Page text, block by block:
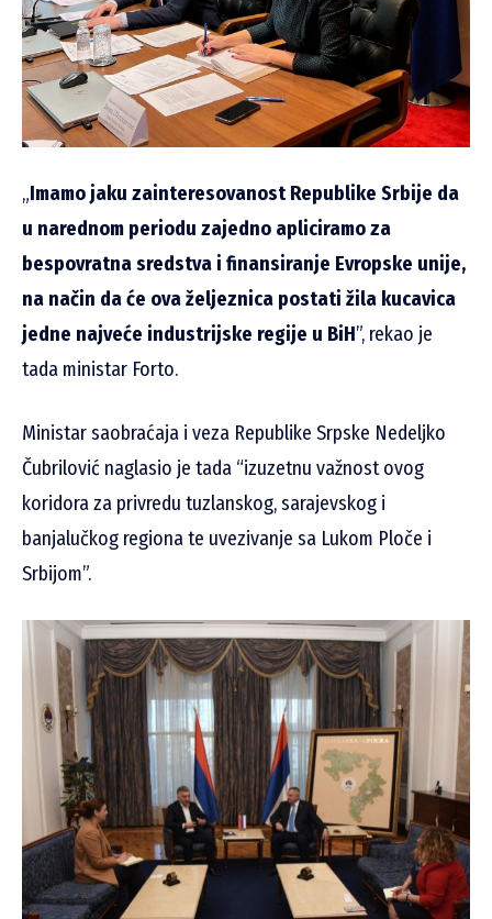
„Imamo jaku zainteresovanost Republike Srbije da
u narednom periodu zajedno apliciramo za
bespovratna sredstva i finansiranje Evropske unije,
na način da će ova željeznica postati žila kucavica
jedne najveće industrijske regije u BiH”, rekao je
tada ministar Forto.
Ministar saobraćaja i veza Republike Srpske Nedeljko
Čubrilović naglasio je tada “izuzetnu važnost ovog
koridora za privredu tuzlanskog, sarajevskog i
banjalučkog regiona te uvezivanje sa Lukom Ploče i
Srbijom”.